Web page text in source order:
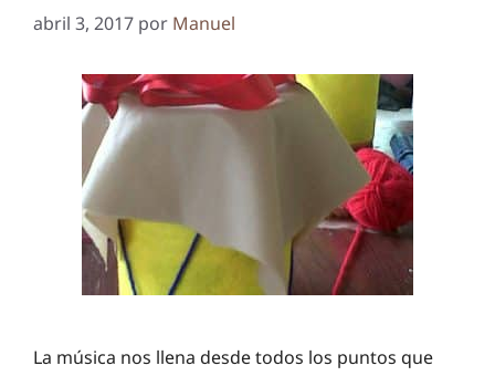
abril 3, 2017 por Manuel
La música nos llena desde todos los puntos que